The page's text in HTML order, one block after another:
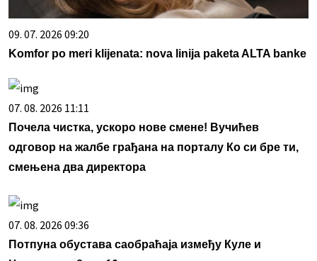
09. 07. 2026 09:20
Komfor po meri klijenata: nova linija paketa ALTA banke
07. 08. 2026 11:11
Почела чистка, ускоро нове смене! Вучићев
одговор на жалбе грађана на порталу Ко си бре ти,
смењена два директора
07. 08. 2026 09:36
Потпуна обустава саобраћаја између Куле и